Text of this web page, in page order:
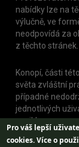
Pro váš lepší
cookies.Více o
nabídky lze na
výlučně, ve
neodpovídá za
z těchto stránek.
Konopí, části
světa zvláštní
případné
jednotlivých
vzniklou.